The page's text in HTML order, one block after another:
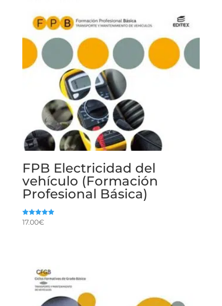
FPB Electricidad del
vehículo (Formación
Profesional Básica)
Valorado
17.00€